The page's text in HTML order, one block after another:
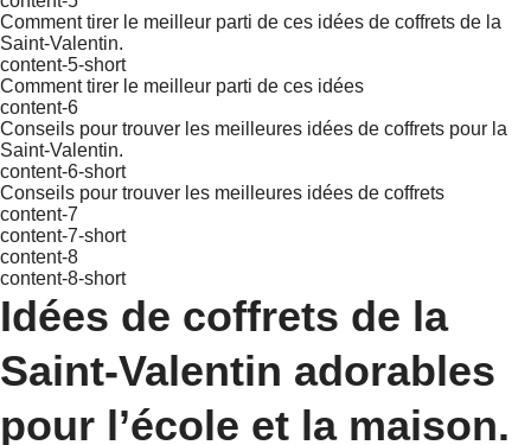
Comment tirer le meilleur parti de ces idées de coffrets de la
Saint-Valentin.
content-5-short
Comment tirer le meilleur parti de ces idées
content-6
Conseils pour trouver les meilleures idées de coffrets pour la
Saint-Valentin.
content-6-short
Conseils pour trouver les meilleures idées de coffrets
content-7
content-7-short
content-8
content-8-short
Idées de coffrets de la
Saint-Valentin adorables
pour l’école et la maison.